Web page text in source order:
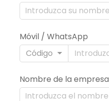
Móvil / WhatsApp
Código
Nombre de la empresa